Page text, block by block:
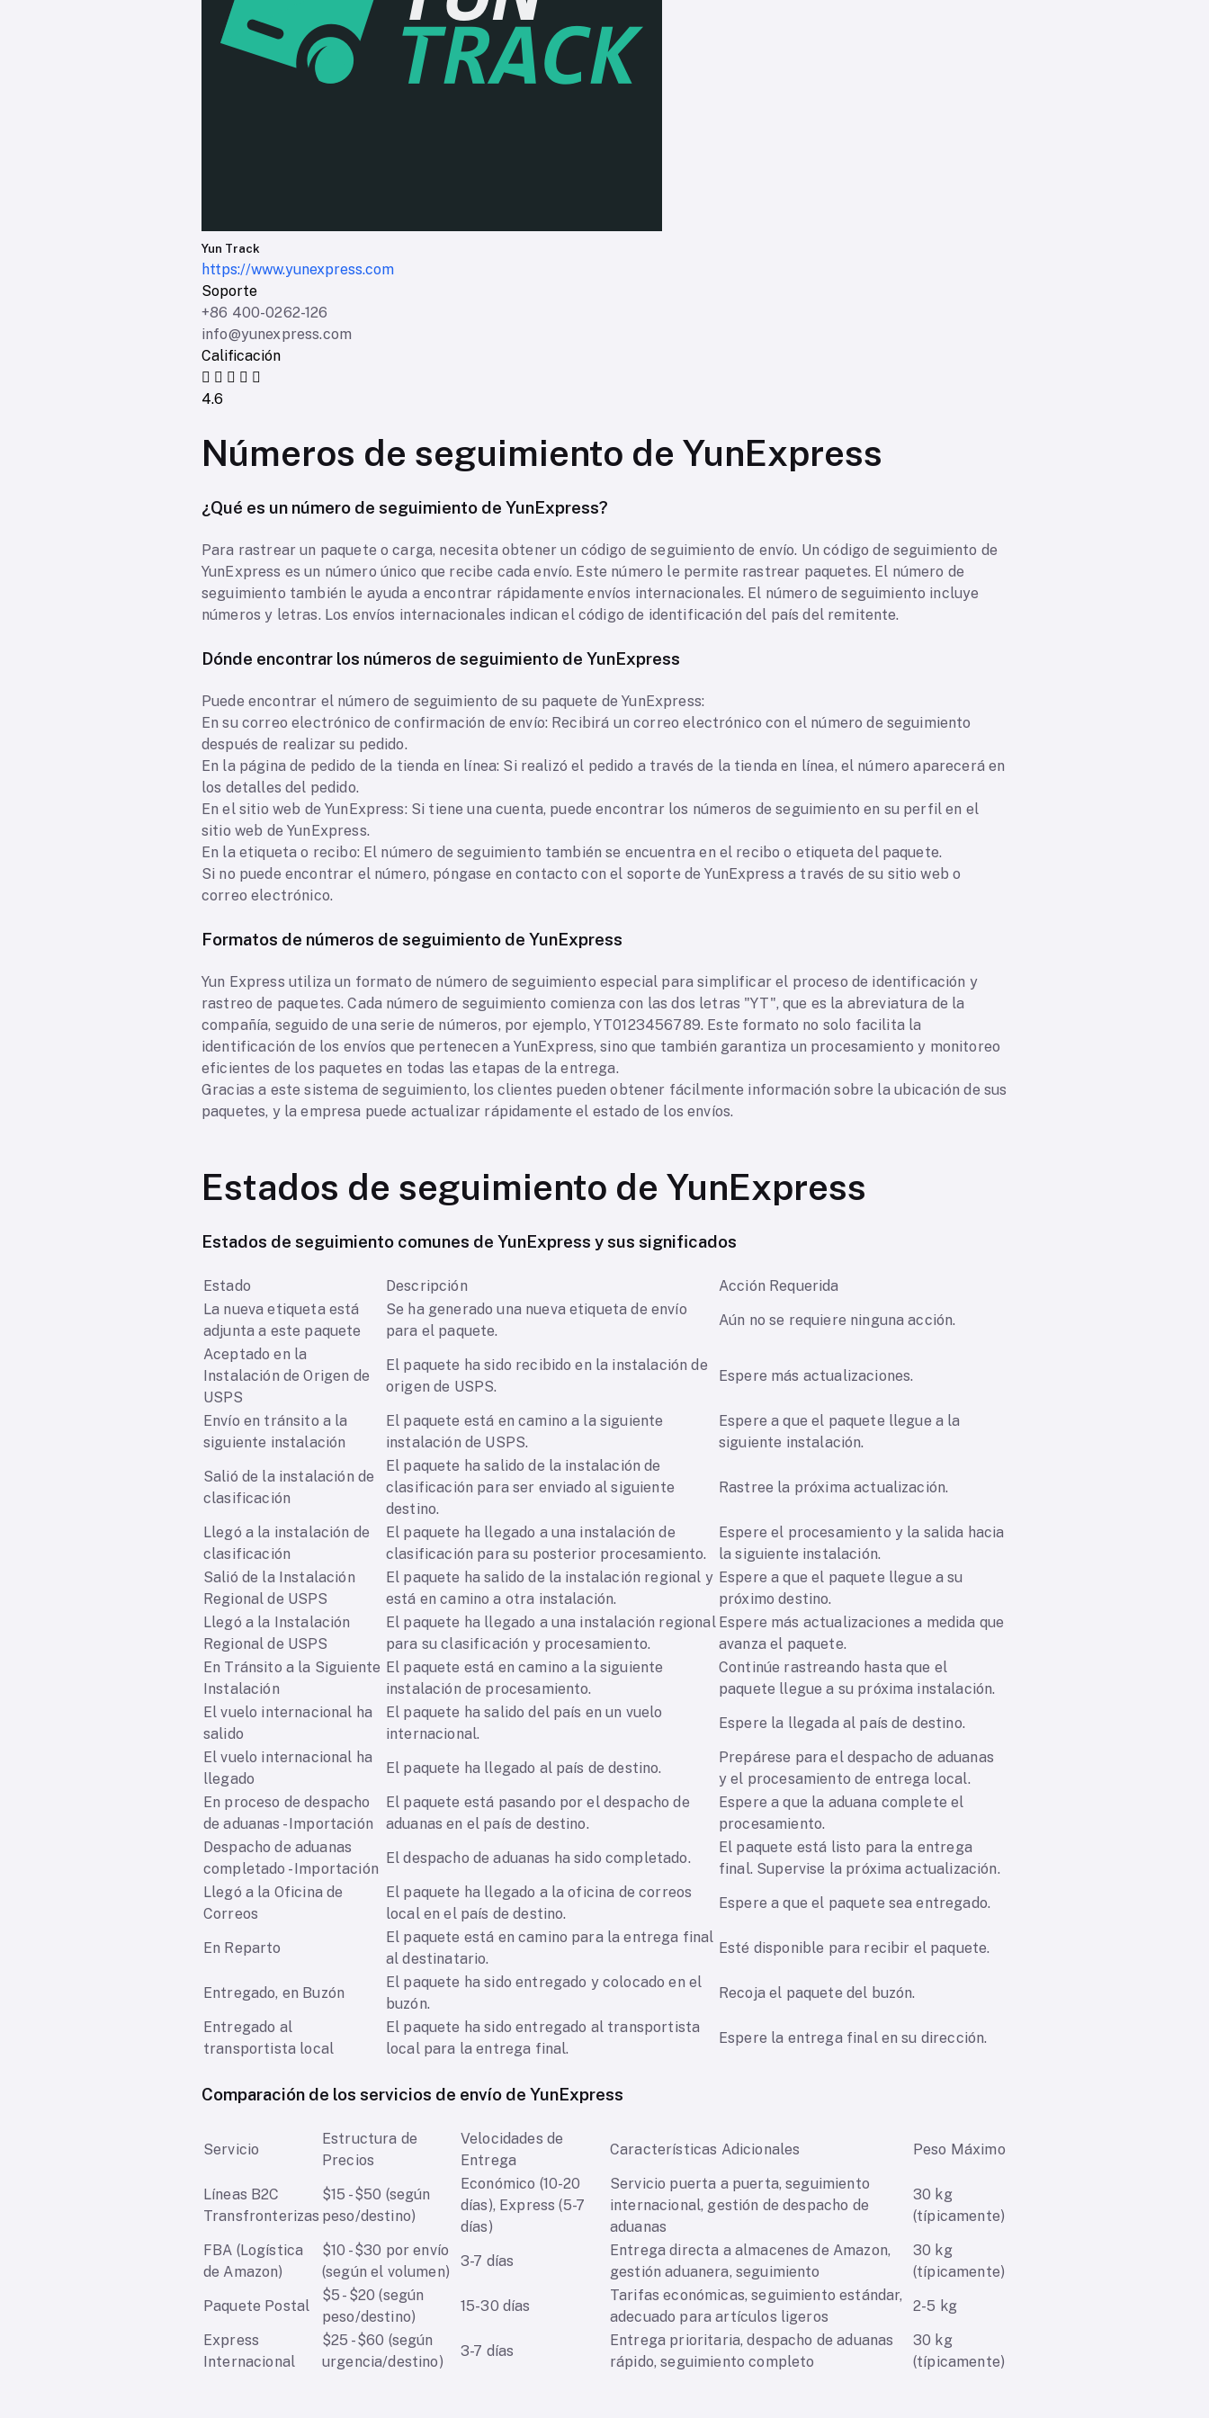
Yun Track
https://www.yunexpress.com
Soporte
+86 400-0262-126
info@yunexpress.com
Calificación
4.6
Números de seguimiento de YunExpress
¿Qué es un número de seguimiento de YunExpress?
Para rastrear un paquete o carga, necesita obtener un código de seguimiento de envío. Un código de seguimiento de
YunExpress es un número único que recibe cada envío. Este número le permite rastrear paquetes. El número de
seguimiento también le ayuda a encontrar rápidamente envíos internacionales. El número de seguimiento incluye
números y letras. Los envíos internacionales indican el código de identificación del país del remitente.
Dónde encontrar los números de seguimiento de YunExpress
Puede encontrar el número de seguimiento de su paquete de YunExpress:
En su correo electrónico de confirmación de envío: Recibirá un correo electrónico con el número de seguimiento
después de realizar su pedido.
En la página de pedido de la tienda en línea: Si realizó el pedido a través de la tienda en línea, el número aparecerá en
los detalles del pedido.
En el sitio web de YunExpress: Si tiene una cuenta, puede encontrar los números de seguimiento en su perfil en el
sitio web de YunExpress.
En la etiqueta o recibo: El número de seguimiento también se encuentra en el recibo o etiqueta del paquete.
Si no puede encontrar el número, póngase en contacto con el soporte de YunExpress a través de su sitio web o
correo electrónico.
Formatos de números de seguimiento de YunExpress
Yun Express utiliza un formato de número de seguimiento especial para simplificar el proceso de identificación y
rastreo de paquetes. Cada número de seguimiento comienza con las dos letras "YT", que es la abreviatura de la
compañía, seguido de una serie de números, por ejemplo, YT0123456789. Este formato no solo facilita la
identificación de los envíos que pertenecen a YunExpress, sino que también garantiza un procesamiento y monitoreo
eficientes de los paquetes en todas las etapas de la entrega.
Gracias a este sistema de seguimiento, los clientes pueden obtener fácilmente información sobre la ubicación de sus
paquetes, y la empresa puede actualizar rápidamente el estado de los envíos.
Estados de seguimiento de YunExpress
Estados de seguimiento comunes de YunExpress y sus significados
Estado Descripción
Acción Requerida
La nueva etiqueta está
adjunta a este paquete
Se ha generado una nueva etiqueta de envío
para el paquete.
Aún no se requiere ninguna acción.
Aceptado en la
Instalación de Origen de
USPS
El paquete ha sido recibido en la instalación de
origen de USPS.
Espere más actualizaciones.
Envío en tránsito a la
siguiente instalación
El paquete está en camino a la siguiente
instalación de USPS.
Espere a que el paquete llegue a la
siguiente instalación.
Salió de la instalación de
clasificación
El paquete ha salido de la instalación de
clasificación para ser enviado al siguiente
destino.
Rastree la próxima actualización.
Llegó a la instalación de
clasificación
El paquete ha llegado a una instalación de
clasificación para su posterior procesamiento.
Espere el procesamiento y la salida hacia
la siguiente instalación.
Salió de la Instalación
Regional de USPS
El paquete ha salido de la instalación regional y
está en camino a otra instalación.
Espere a que el paquete llegue a su
próximo destino.
Llegó a la Instalación
Regional de USPS
El paquete ha llegado a una instalación regional
para su clasificación y procesamiento.
Espere más actualizaciones a medida que
avanza el paquete.
En Tránsito a la Siguiente
Instalación
El paquete está en camino a la siguiente
instalación de procesamiento.
Continúe rastreando hasta que el
paquete llegue a su próxima instalación.
El vuelo internacional ha
salido
El paquete ha salido del país en un vuelo
internacional.
Espere la llegada al país de destino.
El vuelo internacional ha
llegado
El paquete ha llegado al país de destino.
Prepárese para el despacho de aduanas
y el procesamiento de entrega local.
En proceso de despacho
de aduanas - Importación
El paquete está pasando por el despacho de
aduanas en el país de destino.
Espere a que la aduana complete el
procesamiento.
Despacho de aduanas
completado - Importación
El despacho de aduanas ha sido completado.
El paquete está listo para la entrega
final. Supervise la próxima actualización.
Llegó a la Oficina de
Correos
El paquete ha llegado a la oficina de correos
local en el país de destino.
Espere a que el paquete sea entregado.
En Reparto
El paquete está en camino para la entrega final
al destinatario.
Esté disponible para recibir el paquete.
Entregado, en Buzón
El paquete ha sido entregado y colocado en el
buzón.
Recoja el paquete del buzón.
Entregado al
transportista local
El paquete ha sido entregado al transportista
local para la entrega final.
Espere la entrega final en su dirección.
Comparación de los servicios de envío de YunExpress
Servicio
Estructura de
Precios
Velocidades de
Entrega
Características Adicionales Peso Máximo
Líneas B2C
Transfronterizas
$15 - $50 (según
peso/destino)
Económico (10-20
días), Express (5-7
días)
Servicio puerta a puerta, seguimiento
internacional, gestión de despacho de
aduanas
30 kg
(típicamente)
FBA (Logística
de Amazon)
$10 - $30 por envío
(según el volumen)
3-7 días
Entrega directa a almacenes de Amazon,
gestión aduanera, seguimiento
30 kg
(típicamente)
Paquete Postal
$5 - $20 (según
peso/destino)
15-30 días
Tarifas económicas, seguimiento estándar,
adecuado para artículos ligeros
2-5 kg
Express
Internacional
$25 - $60 (según
urgencia/destino)
3-7 días
Entrega prioritaria, despacho de aduanas
rápido, seguimiento completo
30 kg
(típicamente)